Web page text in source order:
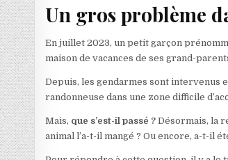
Un gros problème
En juillet 2023, un petit garçon
maison de vacances de ses grand-
Depuis, les gendarmes sont intervenus
randonneuse dans une zone difficile
Mais, que s’est-il passé ?Désormais, la
animal l’a-t-il mangé ? Ou encore, a-t-il